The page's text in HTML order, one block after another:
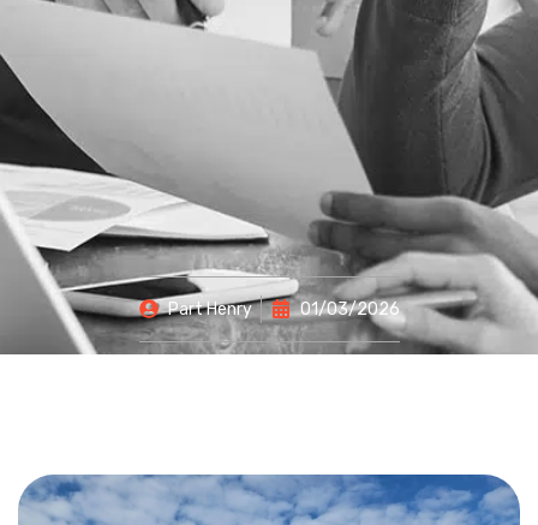
PartHenry 01/03/2026